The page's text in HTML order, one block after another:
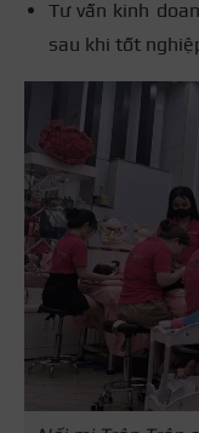
Tư vấn kinh
sau khi tốt